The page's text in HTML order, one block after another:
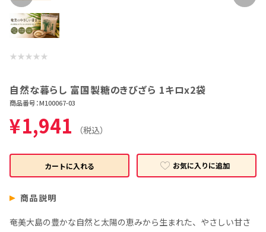
自然な暮らし 富国製糖のきびざら 1キロx2袋
商品番号：M100067-03
¥1,941 （税込）
カートに入れる お気に入りに追加
商品説明
奄美大島の豊かな自然と太陽の恵みから生まれた、やさしい甘さ